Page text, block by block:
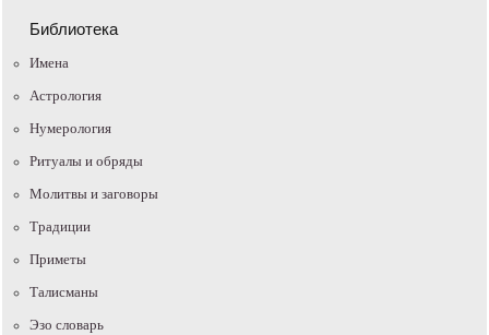
Библиотека
Имена
Астрология
Нумерология
Ритуалы и обряды
Молитвы и заговоры
Традиции
Приметы
Талисманы
Эзо словарь